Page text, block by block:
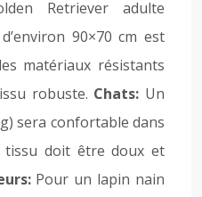
Retriever adulte
90×70 cm est
matériaux résistants
robuste. Chats: Un
sera confortable dans
tissu doit être doux et
Pour un lapin nain